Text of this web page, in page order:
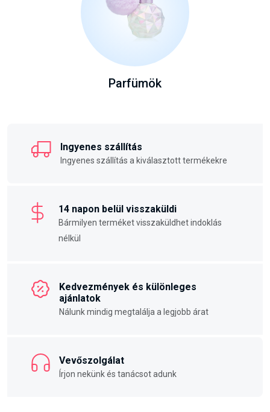
Parfümök
Ingyenes szállítás
Ingyenes szállítás a kiválasztott termékekre
14 napon belül visszaküldi
Bármilyen terméket visszaküldhet indoklás
nélkül
Kedvezmények és különleges
ajánlatok
Nálunk mindig megtalálja a legjobb árat
Vevőszolgálat
Írjon nekünk és tanácsot adunk